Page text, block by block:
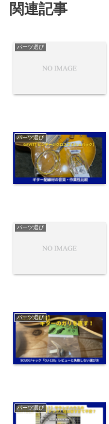
関連記事
パーツ選び
パーツ選び
パーツ選び
パーツ選び
パーツ選び